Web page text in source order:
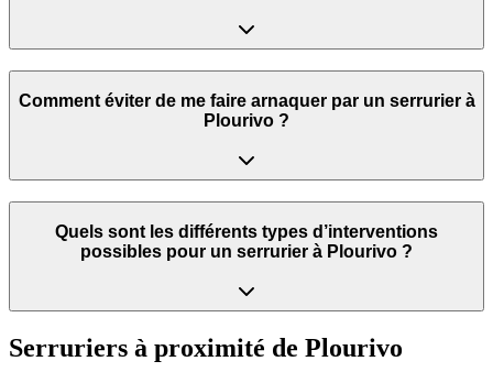
Comment éviter de me faire arnaquer par un serrurier à
Plourivo ?
Quels sont les différents types d’interventions
possibles pour un serrurier à Plourivo ?
Serruriers à proximité de Plourivo